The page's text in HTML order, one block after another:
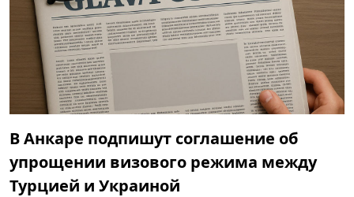
В Анкаре подпишут соглашение об
упрощении визового режима между
Турцией и Украиной